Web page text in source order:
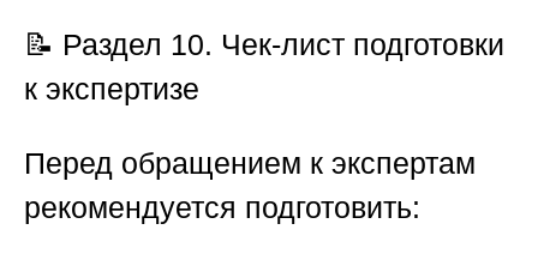
📝 Раздел 10. Чек-лист подготовки
к экспертизе
Перед обращением к экспертам
рекомендуется подготовить: